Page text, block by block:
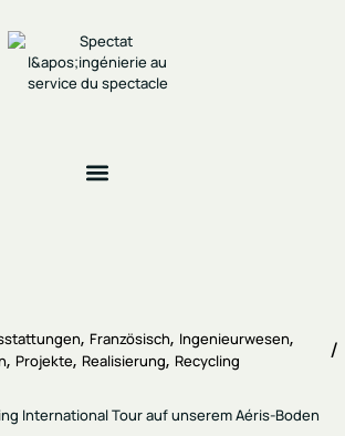
Französisch Ingenieurwesen
Projekte Realisierung Recycling
International Tour auf unserem Aéris-Boden